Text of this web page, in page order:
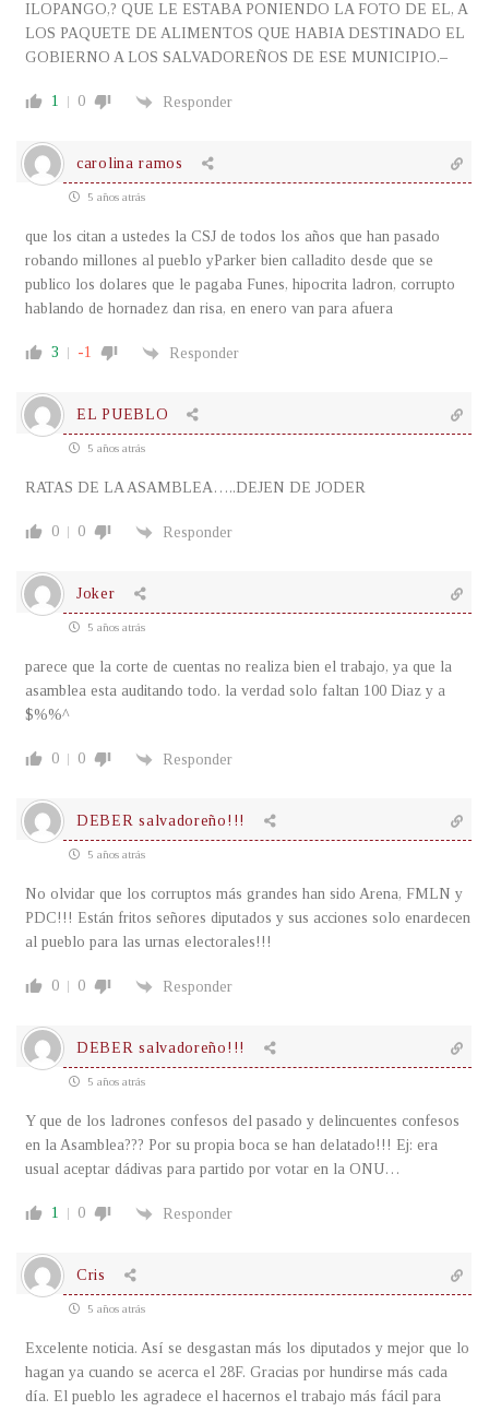
ILOPANGO,? QUE LE ESTABA PONIENDO LA FOTO DE EL, A
LOS PAQUETE DE ALIMENTOS QUE HABIA DESTINADO EL
GOBIERNO A LOS SALVADOREÑOS DE ESE MUNICIPIO.–
1 0 Responder
carolina ramos
5 años atrás
que los citan a ustedes la CSJ de todos los años que han pasado
robando millones al pueblo yParker bien calladito desde que se
publico los dolares que le pagaba Funes, hipocrita ladron, corrupto
hablando de hornadez dan risa, en enero van para afuera
3 -1 Responder
EL PUEBLO
5 años atrás
RATAS DE LA ASAMBLEA…..DEJEN DE JODER
0 0 Responder
Joker
5 años atrás
parece que la corte de cuentas no realiza bien el trabajo, ya que la
asamblea esta auditando todo. la verdad solo faltan 100 Diaz y a
$%%^
0 0 Responder
DEBER salvadoreño!!!
5 años atrás
No olvidar que los corruptos más grandes han sido Arena, FMLN y
PDC!!! Están fritos señores diputados y sus acciones solo enardecen
al pueblo para las urnas electorales!!!
0 0 Responder
DEBER salvadoreño!!!
5 años atrás
Y que de los ladrones confesos del pasado y delincuentes confesos
en la Asamblea??? Por su propia boca se han delatado!!! Ej: era
usual aceptar dádivas para partido por votar en la ONU…
1 0 Responder
Cris
5 años atrás
Excelente noticia. Así se desgastan más los diputados y mejor que lo
hagan ya cuando se acerca el 28F. Gracias por hundirse más cada
día. El pueblo les agradece el hacernos el trabajo más fácil para